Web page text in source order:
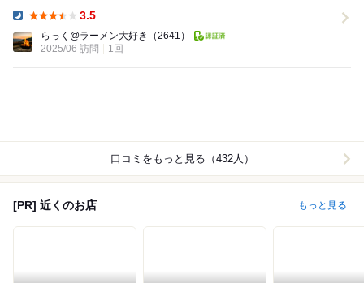
3.5
らっく@ラーメン大好き
（2641）
2025/06 訪問
1回
口コミをもっと見る（432人）
[PR] 近くのお店 もっと見る